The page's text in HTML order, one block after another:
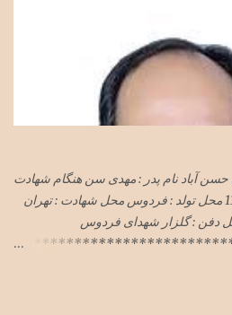
حسن آباد نام پدر : مهدی سن هنگام شهادت
: 47 سال تاریخ تولد : 1365/11/28 محل تولد : فردوس محل شهادت : تهران
شهادت : 1404/03/27 محل دفن : گلزار شهدای فردوس